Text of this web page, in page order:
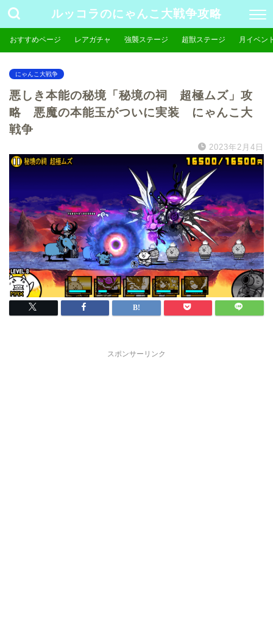
ルッコラのにゃんこ大戦争攻略
おすすめページ レアガチャ 強襲ステージ 超獣ステージ 月イベン
にゃんこ大戦争
悪しき本能の秘境「秘境の祠 超極ムズ」攻
略 悪魔の本能玉がついに実装 にゃんこ大
戦争
2023年2月4日
スポンサーリンク